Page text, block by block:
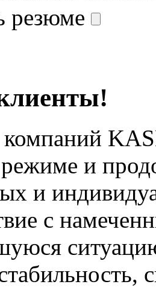
резюме
и
и
с